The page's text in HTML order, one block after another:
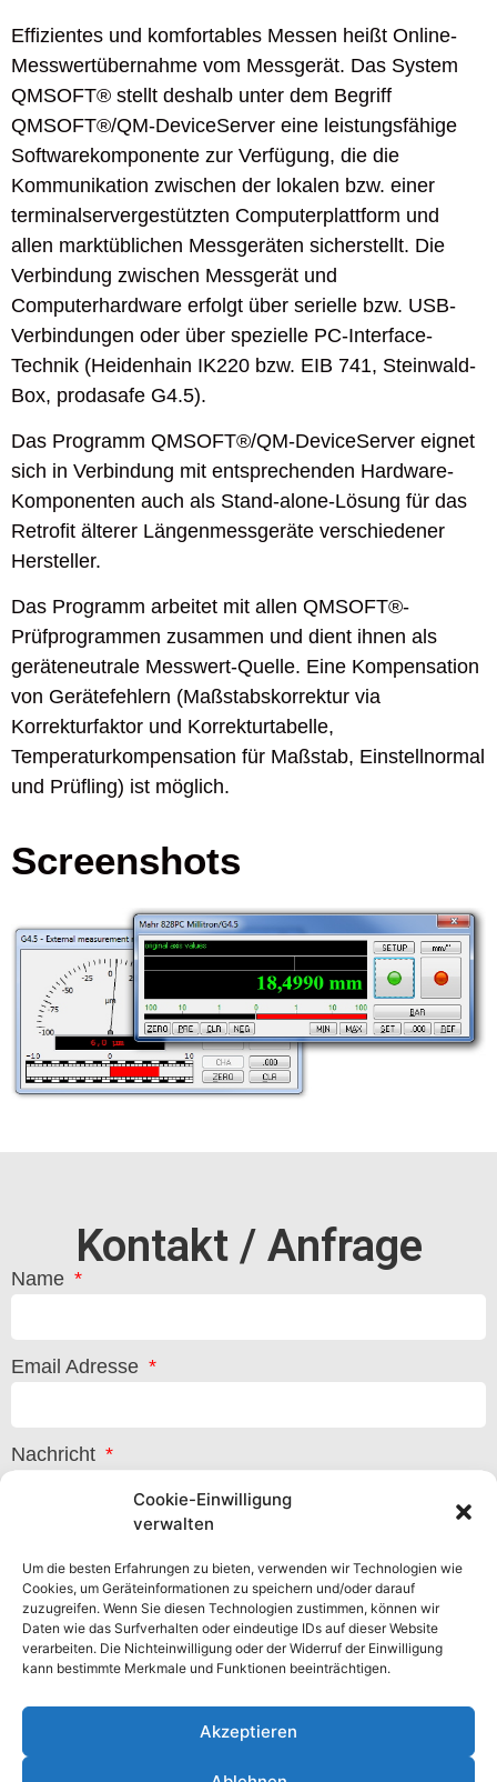
Cookie-Einwilligung
verwalten
Um die besten Erfahrungen zu bieten, verwenden wir Technologien wie
Cookies, um Geräteinformationen zu speichern und/oder darauf
zuzugreifen. Wenn Sie diesen Technologien zustimmen, können wir
Daten wie das Surfverhalten oder eindeutige IDs auf dieser Website
verarbeiten. Die Nichteinwilligung oder der Widerruf der Einwilligung
kann bestimmte Merkmale und Funktionen beeinträchtigen.
Akzeptieren
Effizientes und komfortables Messen heißt Online-
Messwertübernahme vom Messgerät. Das System
QMSOFT® stellt deshalb unter dem Begriff
QMSOFT®/QM-DeviceServer eine leistungsfähige
Softwarekomponente zur Verfügung, die die
Kommunikation zwischen der lokalen bzw. einer
terminalservergestützten Computerplattform und
allen marktüblichen Messgeräten sicherstellt. Die
Verbindung zwischen Messgerät und
Computerhardware erfolgt über serielle bzw. USB-
Verbindungen oder über spezielle PC-Interface-
Technik (Heidenhain IK220 bzw. EIB 741, Steinwald-
Box, prodasafe G4.5).
Das Programm QMSOFT®/QM-DeviceServer eignet
sich in Verbindung mit entsprechenden Hardware-
Komponenten auch als Stand-alone-Lösung für das
Retrofit älterer Längenmessgeräte verschiedener
Hersteller.
Das Programm arbeitet mit allen QMSOFT®-
Prüfprogrammen zusammen und dient ihnen als
geräteneutrale Messwert-Quelle. Eine Kompensation
von Gerätefehlern (Maßstabskorrektur via
Korrekturfaktor und Korrekturtabelle,
Temperaturkompensation für Maßstab, Einstellnormal
und Prüfling) ist möglich.
Screenshots
Kontakt / Anfrage
Name
Email Adresse
Nachricht
Datenschutzbestimmung